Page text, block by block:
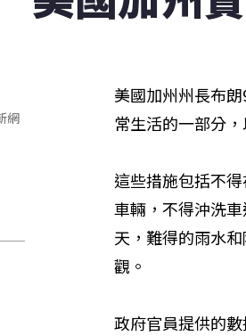
網
美國加州州長布
常生活的一部分
這些措施包括不
車輛，不得沖洗
天，難得的雨水
觀。
政府官員提供的